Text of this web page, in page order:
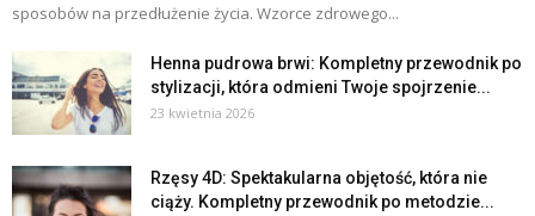
sposobów na przedłużenie życia. Wzorce zdrowego...
Henna pudrowa brwi: Kompletny przewodnik po
stylizacji, która odmieni Twoje spojrzenie...
23 kwietnia 2026
Rzęsy 4D: Spektakularna objętość, która nie
ciąży. Kompletny przewodnik po metodzie...